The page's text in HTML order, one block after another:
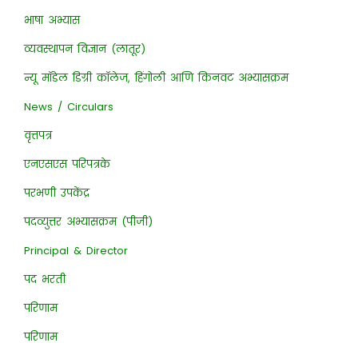
भाषा अभ्यास
व्यवस्थापन विज्ञान (लातूर)
न्यू मॉडेल डिग्री कॉलेज, हिंगोली आणि किनवट अभ्यासक्रम
News / Circulars
वृत्तपत्र
एनएसएस परिपत्रके
परभणी उपकेंद्र
पदव्युत्तर अभ्यासक्रम (पीजी)
Principal & Director
पद भरती
परिणाम
परिणाम